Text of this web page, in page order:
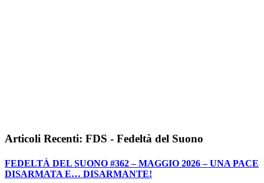
Articoli Recenti: FDS - Fedeltà del Suono
FEDELTÀ DEL SUONO #362 – MAGGIO 2026 – UNA PACE
DISARMATA E… DISARMANTE!